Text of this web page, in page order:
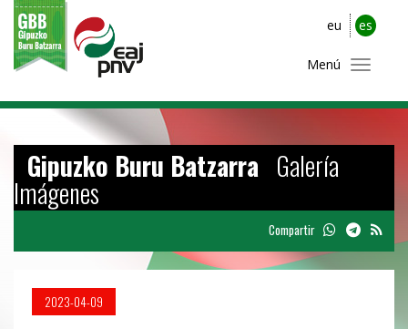
eu es
Menú
Gipuzko Buru Batzarra Galería
Imágenes
Compartir
2023-04-09